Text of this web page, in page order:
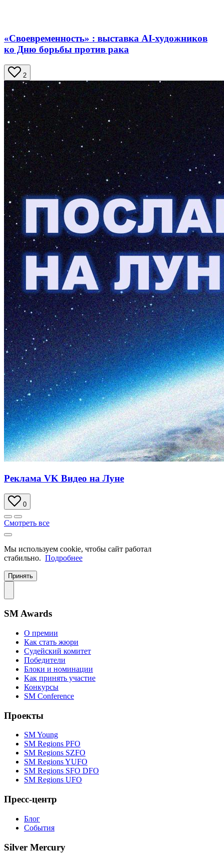
«Своевременность» : выставка AI-художников
ко Дню борьбы против рака
2
Реклама VK Видео на Луне
0
Смотреть все
Мы используем cookie, чтобы сайт работал
стабильно. Подробнее
Принять
SM Awards
О премии
Как стать жюри
Судейский комитет
Победители
Блоки и номинации
Как принять участие
Конкурсы
SM Conference
Проекты
SM Young
SM Regions PFO
SM Regions SZFO
SM Regions YUFO
SM Regions SFO DFO
SM Regions UFO
Пресс-центр
Блог
События
Silver Mercury